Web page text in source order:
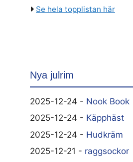
Se hela topplistan här
Nya julrim
2025-12-24 - Nook Book
2025-12-24 - Käpphäst
2025-12-24 - Hudkräm
2025-12-21 - raggsockor